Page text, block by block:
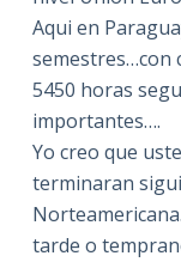
Aqui en
semestres…con
5450 horas
importantes….
Yo creo que
terminaran
tarde o